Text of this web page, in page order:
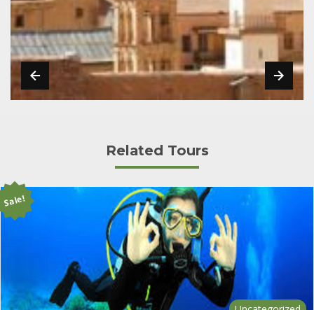
Related Tours
Sale!